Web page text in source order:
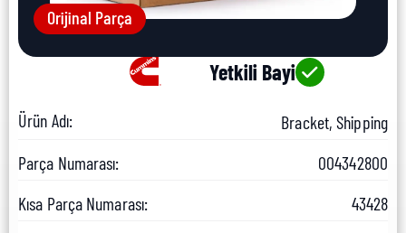
Orijinal Parça
Yetkili Bayi
Ürün Adı:
Bracket, Shipping
Parça Numarası:
004342800
Kısa Parça Numarası:
43428